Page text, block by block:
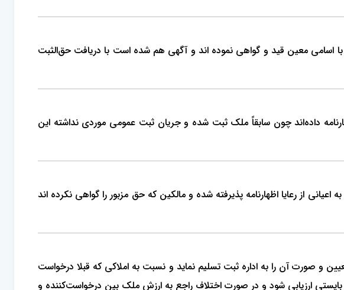
اسامی معین قید و گواهی نموده اند و آگهی هم شده است با دریافت حق‌الثبت
داده‌اند چون سابقاً ملک ثبت شده و جریان ثبت عمومی موردی نداشته این
از رعایا اظهارنامه پذیرفته شده و مالکین که حق مزبور را گواهی نکرده اند
را تعیین و صورت آن را به اداره ثبت تسلیم نماید و نسبت به املاکی که قبلا درخواست
ارزیابی شود و در صورت اختلاف راجع به ارزش ملک بین درخواست‌کننده و